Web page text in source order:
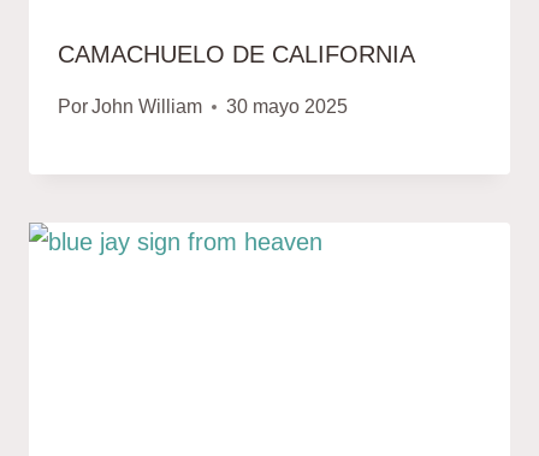
CAMACHUELO DE CALIFORNIA
PorJohn William 30 mayo 2025